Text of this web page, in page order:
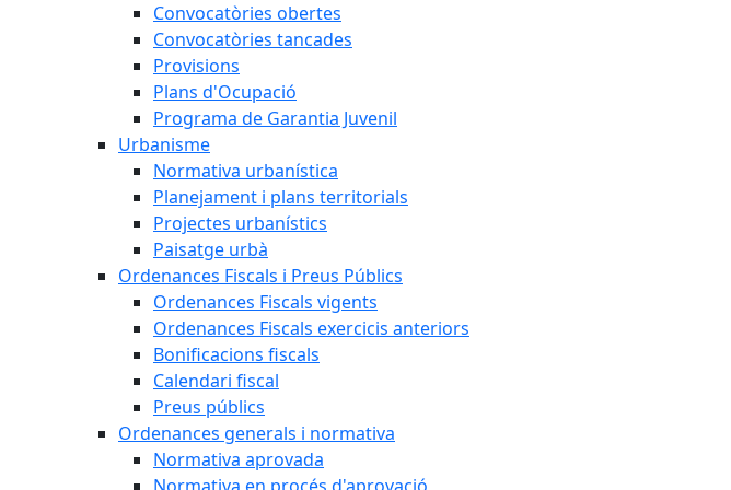
Convocatòries obertes
Convocatòries tancades
Provisions
Plans d'Ocupació
Programa de Garantia Juvenil
Urbanisme
Normativa urbanística
Planejament i plans territorials
Projectes urbanístics
Paisatge urbà
Ordenances Fiscals i Preus Públics
Ordenances Fiscals vigents
Ordenances Fiscals exercicis anteriors
Bonificacions fiscals
Calendari fiscal
Preus públics
Ordenances generals i normativa
Normativa aprovada